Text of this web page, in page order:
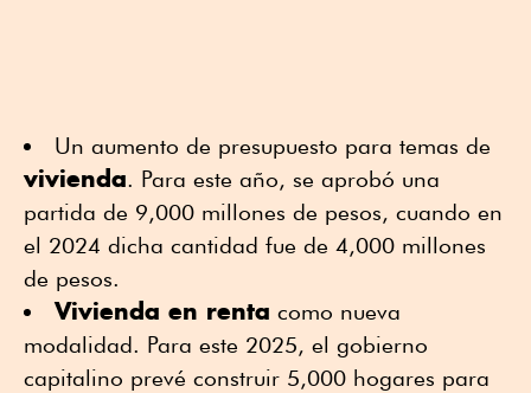
Un aumento de presupuesto para temas de
vivienda. Para este año, se aprobó una
partida de 9,000 millones de pesos, cuando en
el 2024 dicha cantidad fue de 4,000 millones
de pesos.
Vivienda en renta como nueva
modalidad. Para este 2025, el gobierno
capitalino prevé construir 5,000 hogares para